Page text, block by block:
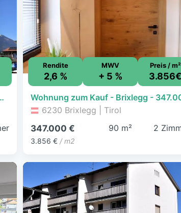
79,8 m², 1. Geschoss
Rendite
2,6 %
MWV
+ 5 %
Preis / m²
3.856€
6230 Brixlegg | Tirol
347.000 €
3.856 €/ m2
90 m² 2